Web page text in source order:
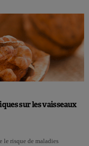
sur les vaisseaux
le risque de maladies